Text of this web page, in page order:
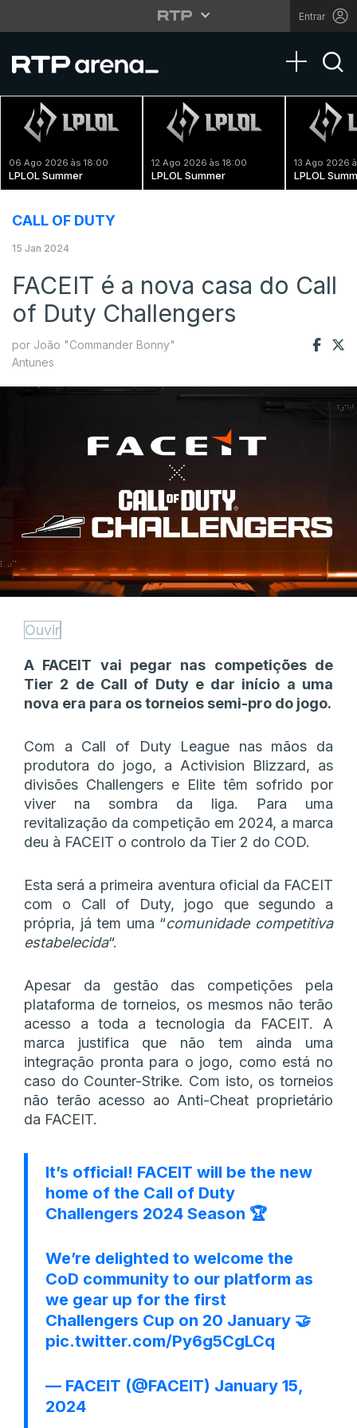
Entrar
Toggle
06 Ago 2026 às 18:00
LPLOL Summer
12 Ago 2026 às 18:00
LPLOL Summer
13 Ago 2026
LPLOL
CALL OF DUTY
15 Jan 2024
FACEIT é a nova casa do Call
of Duty Challengers
por João "Commander Bonny"
Antunes
Ouvir
A FACEIT vai pegar nas competições de
Tier 2 de Call of Duty e dar início a uma
nova era para os torneios semi-pro do jogo.
Com a Call of Duty League nas mãos da
produtora do jogo, a Activision Blizzard, as
divisões Challengers e Elite têm sofrido por
viver na sombra da liga. Para uma
revitalização da competição em 2024, a marca
deu à FACEIT o controlo da Tier 2 do COD.
Esta será a primeira aventura oficial da FACEIT
com o Call of Duty, jogo que segundo a
própria, já tem uma “comunidade competitiva
estabelecida“.
Apesar da gestão das competições pela
plataforma de torneios, os mesmos não terão
acesso a toda a tecnologia da FACEIT. A
marca justifica que não tem ainda uma
integração pronta para o jogo, como está no
caso do Counter-Strike. Com isto, os torneios
não terão acesso ao Anti-Cheat proprietário
da FACEIT.
It’s official! FACEIT will be the new
home of the Call of Duty
Challengers 2024 Season 🏆
We’re delighted to welcome the
CoD community to our platform as
we gear up for the first
Challengers Cup on 20 January 🤝
pic.twitter.com/Py6g5CgLCq
— FACEIT (@FACEIT) January 15,
2024